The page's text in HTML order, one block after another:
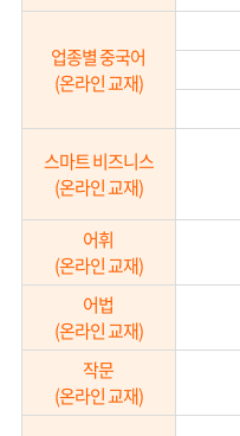
업종별 중국어
(온라인 교재)
스마트 비즈니스
(온라인 교재)
어휘
(온라인 교재)
어법
(온라인 교재)
작문
(온라인 교재)